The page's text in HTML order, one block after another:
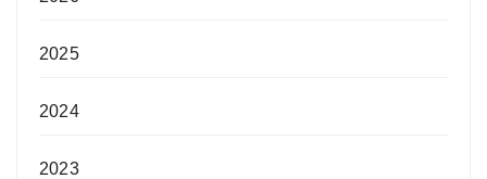
2025
2024
2023